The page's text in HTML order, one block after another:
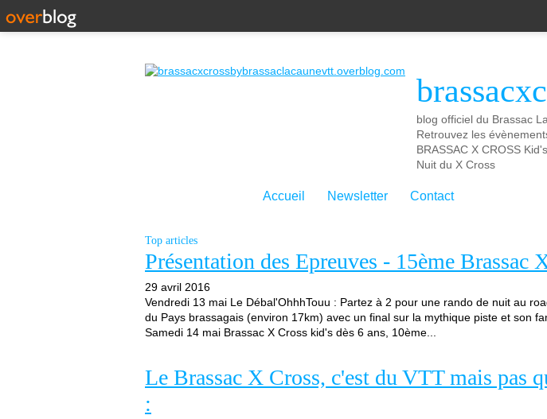
blog officiel du Brassac
Retrouvez les
BRASSAC X CROSS
Nuit du X Cross
Accueil Newsletter Contact
Top articles
Présentation des Epreuves - 15ème Brassac
29 avril 2016
Vendredi 13 mai Le Débal'OhhhTouu : Partez à 2 pour une rando de nuit au
du Pays brassagais (environ 17km) avec un final sur la mythique piste et son
Samedi 14 mai Brassac X Cross kid's dès 6 ans, 10ème...
Le Brassac X Cross, c'est du VTT mais pas
: